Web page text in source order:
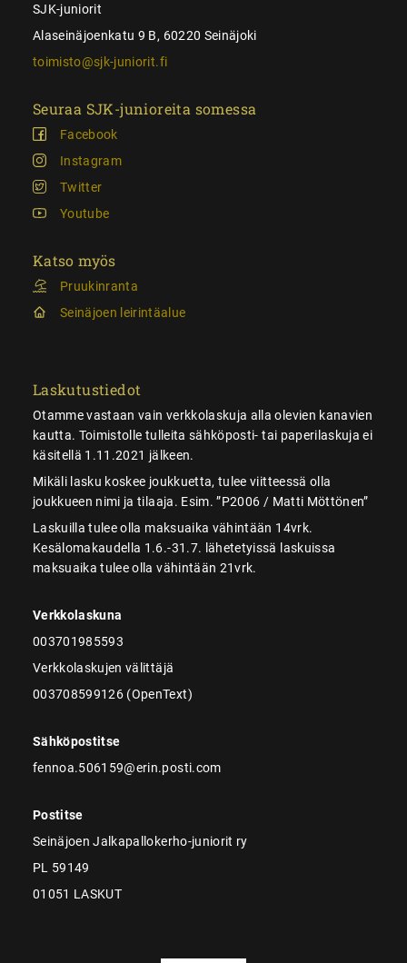
SJK-juniorit
Alaseinäjoenkatu 9 B, 60220 Seinäjoki
toimisto@sjk-juniorit.fi
Seuraa SJK-junioreita somessa
Facebook
Instagram
Twitter
Youtube
Katso myös
Pruukinranta
Seinäjoen leirintäalue
Laskutustiedot
Otamme vastaan vain verkkolaskuja alla olevien kanavien
kautta. Toimistolle tulleita sähköposti- tai paperilaskuja ei
käsitellä 1.11.2021 jälkeen.
Mikäli lasku koskee joukkuetta, tulee viitteessä olla
joukkueen nimi ja tilaaja. Esim. ”P2006 / Matti Möttönen”
Laskuilla tulee olla maksuaika vähintään 14vrk.
Kesälomakaudella 1.6.-31.7. lähetetyissä laskuissa
maksuaika tulee olla vähintään 21vrk.
Verkkolaskuna
003701985593
Verkkolaskujen välittäjä
003708599126 (OpenText)
Sähköpostitse
fennoa.506159@erin.posti.com
Postitse
Seinäjoen Jalkapallokerho-juniorit ry
PL 59149
01051 LASKUT